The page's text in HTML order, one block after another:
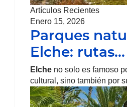
Artículos Recientes
Enero 15, 2026
Parques
Elche: rutas…
Elche no solo es famoso
cultural, sino también por